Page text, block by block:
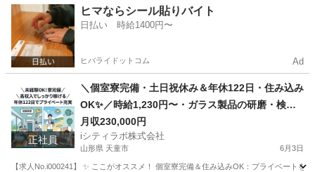
静岡 掛川市 その他
ヒマならシール貼りバイト
日払い 時給1400円〜
ヒバライドットコム Ad
正社員
＼個室寮完備・土日祝休み＆年休122日・住み込み
OK✨／時給1,230円〜・ガラス製品の研磨・検査
スタッフ募集！
月収230,000円
iシティラボ株式会社
山形県 天童市 6月3日
【求人No.i000241】 ✨ ここがオススメ！ 個室寮完備＆住み込みOK：プライベート